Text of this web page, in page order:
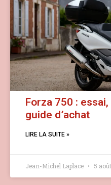
Forza 750 :
guide d’achat
LIRE LA SUITE »
Jean-Michel Laplace 5